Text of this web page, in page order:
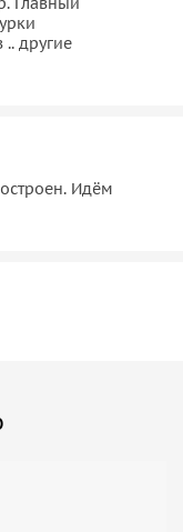
другие
Идём